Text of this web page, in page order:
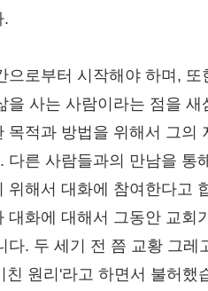
.
으로부터 시작해야 하며, 또
을 사는 사람이라는 점을 새
목적과 방법을 위해서 그의
다른 사람들과의 만남을 통
위해서 대화에 참여한다고
대화에 대해서 그동안 교회
다. 두 세기 전 쯤 교황 그레
친 원리'라고 하면서 불허했